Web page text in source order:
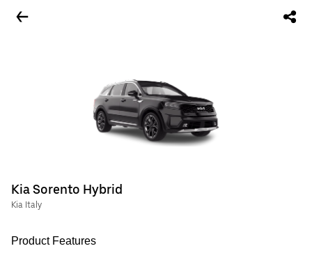
Kia Sorento Hybrid
Kia Italy
Product Features